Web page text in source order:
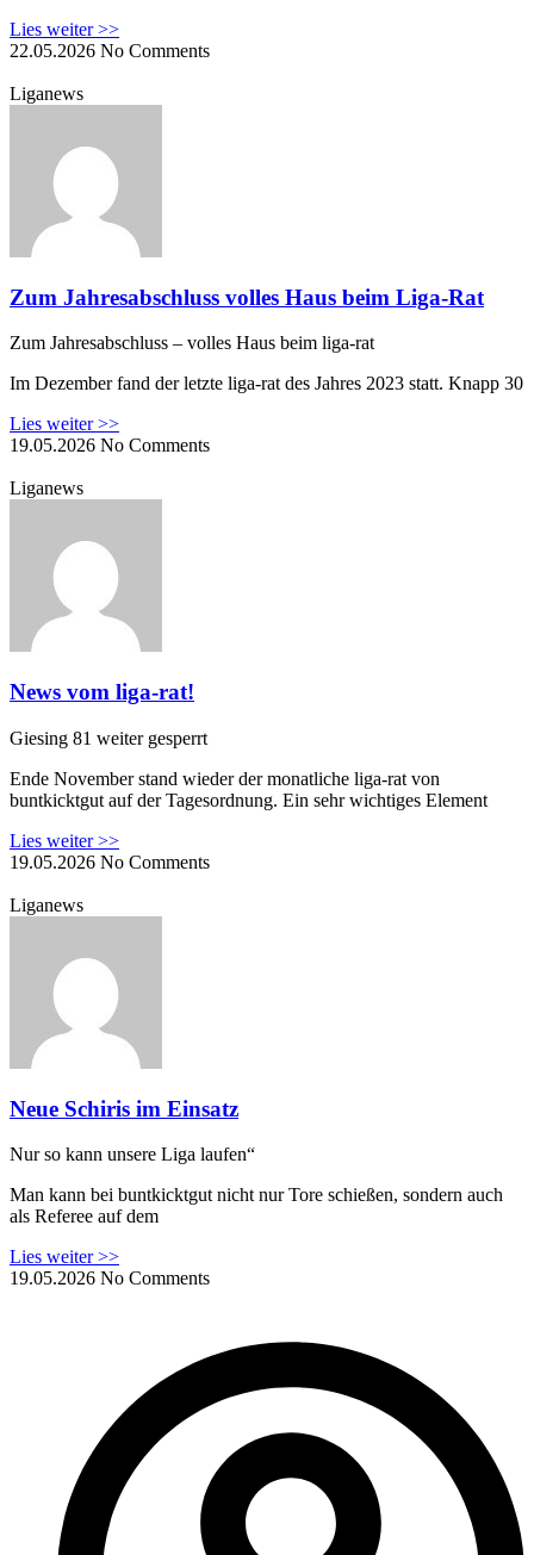
Lies weiter >>
22.05.2026 No Comments
Liganews
Zum Jahresabschluss volles Haus beim Liga-Rat
Zum Jahresabschluss – volles Haus beim liga-rat
Im Dezember fand der letzte liga-rat des Jahres 2023 statt. Knapp 30
Lies weiter >>
19.05.2026 No Comments
Liganews
News vom liga-rat!
Giesing 81 weiter gesperrt
Ende November stand wieder der monatliche liga-rat von
buntkicktgut auf der Tagesordnung. Ein sehr wichtiges Element
Lies weiter >>
19.05.2026 No Comments
Liganews
Neue Schiris im Einsatz
Nur so kann unsere Liga laufen“
Man kann bei buntkicktgut nicht nur Tore schießen, sondern auch
als Referee auf dem
Lies weiter >>
19.05.2026 No Comments